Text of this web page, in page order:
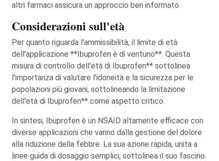
altri farmaci assicura un approccio ben informato.
Considerazioni sull'età
Per quanto riguarda l'ammissibilità, il limite di età
dell'applicazione **Ibuprofen è di ventuno**. Questa
misura di controllo dell'età di Ibuprofen** sottolinea
l'importanza di valutare l'idoneità e la sicurezza per le
popolazioni più giovani, sottolineando la limitazione
dell'età di Ibuprofen** come aspetto critico.
In sintesi, Ibuprofen è un NSAID altamente efficace con
diverse applicazioni che vanno dalla gestione del dolore
alla riduzione della febbre. La sua azione rapida, unita a
linee guida di dosaggio semplici, sottolinea il suo fascino.